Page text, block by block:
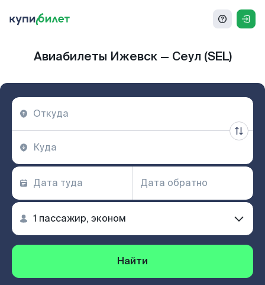
Авиабилеты Ижевск — Сеул (SEL)
Найти